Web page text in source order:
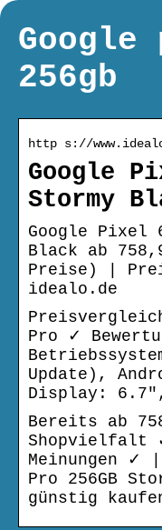
256gb
http s://
Google
Stormy
Google Pixel
Black ab
Preise) |
idealo.de
Pro ✓
Update),
Display:
Bereits ab
Shopvielfalt
Meinungen ✓
Pro 256GB
günstig